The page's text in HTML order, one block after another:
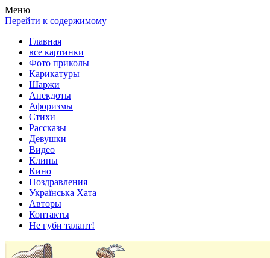
Весела хата — прикольные картинки, смешные истории,
клипы!
Покажем всем ваши фото приколы, карикатуры, шаржи, стихи,
рассказы, видео и песни!
Меню
Перейти к содержимому
Главная
все картинки
Фото приколы
Карикатуры
Шаржи
Анекдоты
Афоризмы
Стихи
Рассказы
Девушки
Видео
Клипы
Кино
Поздравления
Українська Хата
Авторы
Контакты
Не губи талант!